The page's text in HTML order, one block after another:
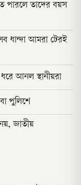
পারলে তাদের বয়স
ধান্দা আমরা টেরই
আনল স্থানীয়রা
পুলিশে
জাতীয়